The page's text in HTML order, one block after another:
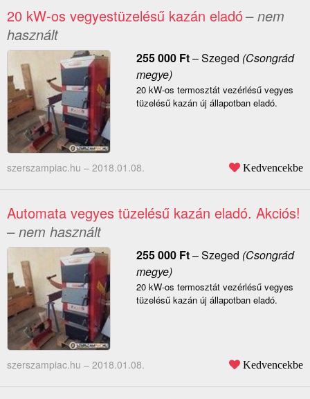
20 kW-os vegyestüzelésű kazán eladó– nem
használt
255 000 Ft–Szeged (Csongrád
megye)
20 kW-os termosztát vezérlésű vegyes
tüzelésű kazán új állapotban eladó.
szerszampiac.hu – 2018.01.08. Kedvencekbe
Automata vegyes tüzelésű kazán eladó. Akciós!
– nem használt
255 000 Ft–Szeged (Csongrád
megye)
20 kW-os termosztát vezérlésű vegyes
tüzelésű kazán új állapotban eladó.
szerszampiac.hu – 2018.01.08. Kedvencekbe